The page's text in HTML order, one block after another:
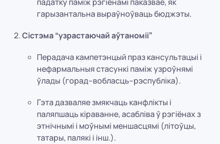
падатку паміж рэгіёнамі паказвае, як
гарызантальна выраўноўваць бюджэты.
Сістэма “узрастаючай аўтаноміі”
Перадача кампетэнцый праз кансультацыі і
нефармальныя стасункі паміж узроўнямі
ўлады (горад–вобласць–рэспубліка).
Гэта дазваляе змякчаць канфлікты і
паляпшаць кіраванне, асабліва ў рэгіёнах з
этнічнымі і моўнымі меншасцямі (літоўцы,
татары, палякі і інш.).